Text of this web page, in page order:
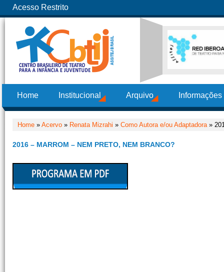
Acesso Restrito
Home Institucional Arquivo
Home » Acervo » Renata Mizrahi » Como Autora e/ou Adaptadora»
2016 – MARROM – NEM PRETO, NEM BRANCO?